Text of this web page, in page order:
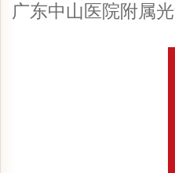
广东中山医院附属